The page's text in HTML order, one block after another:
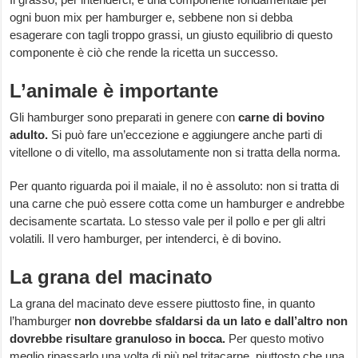
ogni buon mix per hamburger e, sebbene non si debba
esagerare con tagli troppo grassi, un giusto equilibrio di questo
componente è ciò che rende la ricetta un successo.
L’animale è importante
Gli hamburger sono preparati in genere concarne di bovino
adulto. Si può fare un’eccezione e aggiungere anche parti di
vitellone o di vitello, ma assolutamente non si tratta della norma.
Per quanto riguarda poi il maiale, il no è assoluto: non si tratta di
una carne che può essere cotta come un hamburger e andrebbe
decisamente scartata. Lo stesso vale per il pollo e per gli altri
volatili. Il vero hamburger, per intenderci, è di bovino.
La grana del macinato
La grana del macinato deve essere piuttosto fine, in quanto
l’hamburger non dovrebbe sfaldarsi da un lato e dall’altro non
dovrebbe risultare granuloso in bocca. Per questo motivo